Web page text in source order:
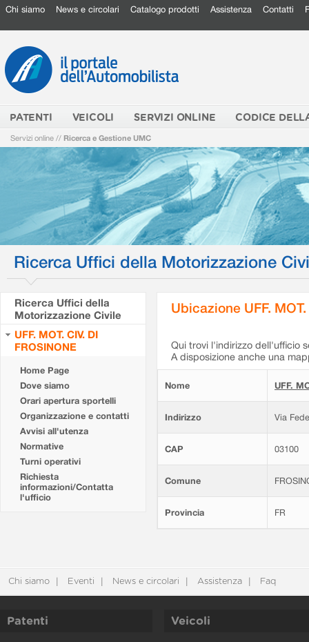
Chi siamo News e circolari Catalogo prodotti Assistenza Contatti
PATENTI VEICOLI SERVIZI ONLINE CODICE
Servizi online // Ricerca e Gestione UMC
Ricerca Uffici della Motorizzazione
Ricerca Uffici della
Motorizzazione Civile
UFF. MOT. CIV. DI
FROSINONE
Home Page
Dove siamo
Orari apertura sportelli
Organizzazione e contatti
Avvisi all'utenza
Normative
Turni operativi
Richiesta
informazioni/Contatta
l'ufficio
Ubicazione UFF.
Qui trovi l'indirizzo dell'ufficio
A disposizione anche una
Nome UFF.
Indirizzo Via
CAP 03100
Comune
Provincia FR
Chi siamo Eventi News e circolari Assistenza Faq
Patenti Veicoli